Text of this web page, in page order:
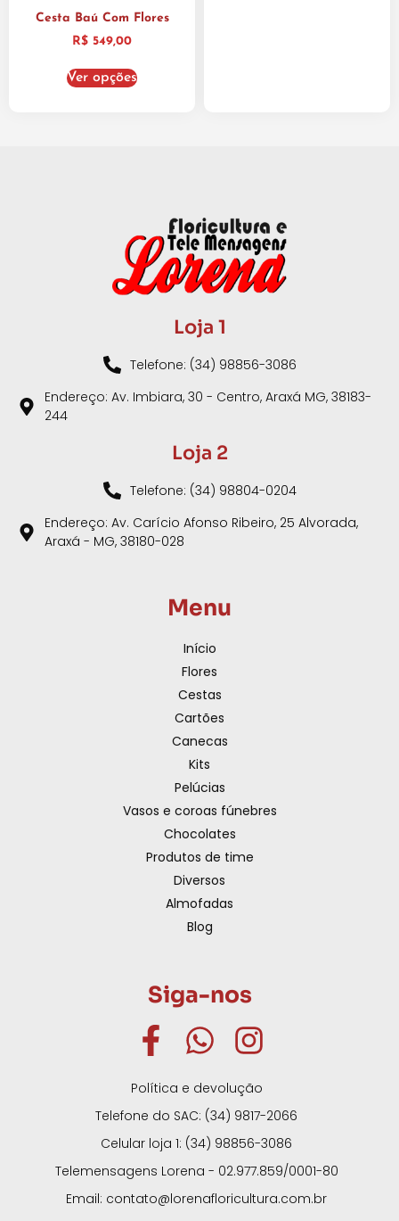
Cesta Baú Com Flores
R$ 549,00
Ver opções
Loja 1
Telefone: (34) 98856-3086
Endereço: Av. Imbiara, 30 - Centro, Araxá MG, 38183-
244
Loja 2
Telefone: (34) 98804-0204
Endereço: Av. Carício Afonso Ribeiro, 25 Alvorada,
Araxá - MG, 38180-028
Menu
Início
Flores
Cestas
Cartões
Canecas
Kits
Pelúcias
Vasos e coroas fúnebres
Chocolates
Produtos de time
Diversos
Almofadas
Blog
Siga-nos
Política e devolução
Telefone do SAC: (34) 9817-2066
Celular loja 1: (34) 98856-3086
Telemensagens Lorena - 02.977.859/0001-80
Email: contato@lorenafloricultura.com.br